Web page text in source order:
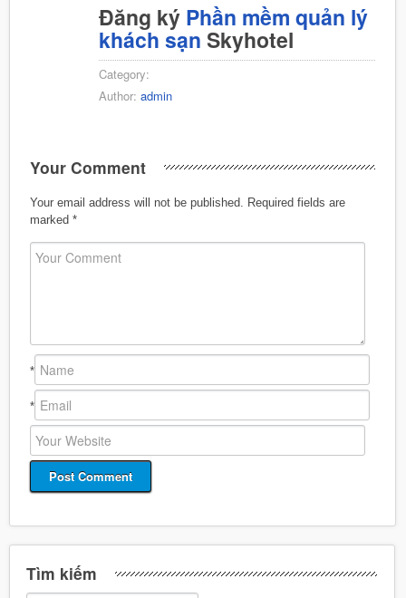
Đăng ký Phần mềm quản lý
khách sạn Skyhotel
Category:
Author: admin
Your Comment
Your email address will not be published.
Required fields are
marked *
*
*
Tìm kiếm